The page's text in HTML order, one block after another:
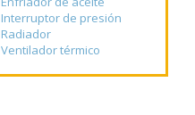
Interruptor de presión
Radiador
Ventilador térmico